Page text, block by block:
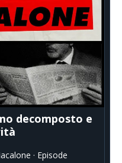
decomposto e
· Episode